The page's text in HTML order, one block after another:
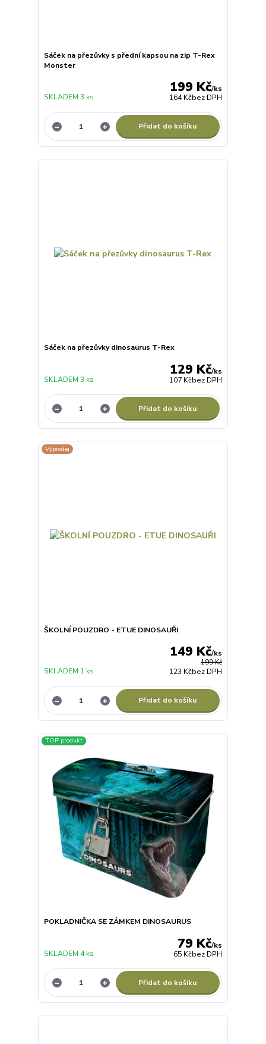
Sáček na přezůvky s přední kapsou na zip T-Rex
Monster
199 Kč/ks
164 Kčbez DPH
SKLADEM 3 ks
Přidat do košíku
Sáček na přezůvky dinosaurus T-Rex
129 Kč/ks
107 Kčbez DPH
SKLADEM 3 ks
Přidat do košíku
Výprodej
ŠKOLNÍ POUZDRO - ETUE DINOSAUŘI
199 Kč
149 Kč/ks
123 Kčbez DPH
SKLADEM 1 ks
Přidat do košíku
TOP produkt
POKLADNIČKA SE ZÁMKEM DINOSAURUS
79 Kč/ks
65 Kčbez DPH
SKLADEM 4 ks
Přidat do košíku